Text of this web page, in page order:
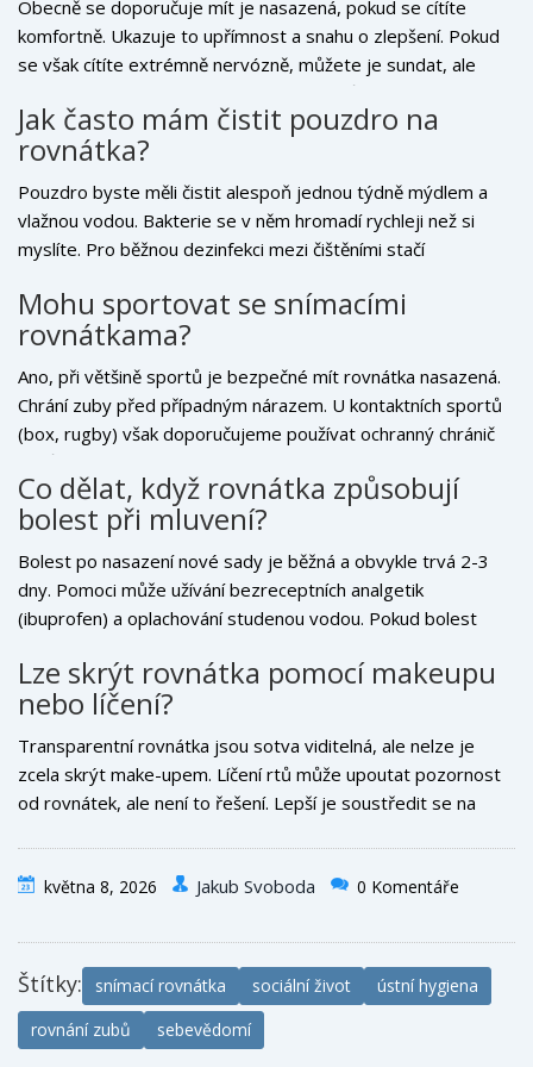
Obecně se doporučuje mít je nasazená, pokud se cítíte
komfortně. Ukazuje to upřímnost a snahu o zlepšení. Pokud
se však cítíte extrémně nervózně, můžete je sundat, ale
mějte připravené vysvětlení, abyste nepůsobili tajně.
Důležitější je vaše sebevědomí a úsměv očima.
Jak často mám čistit pouzdro na
rovnátka?
Pouzdro byste měli čistit alespoň jednou týdně mýdlem a
vlažnou vodou. Bakterie se v něm hromadí rychleji než si
myslíte. Pro běžnou dezinfekci mezi čištěními stačí
ani alkohol, který by mohl materiál poškodit.
Mohu sportovat se snímacími
rovnátkama?
Ano, při většině sportů je bezpečné mít rovnátka nasazená.
Chrání zuby před případným nárazem. U kontaktních sportů
(box, rugby) však doporučujeme používat ochranný chránič
zubů navlečený přes rovnátka, aby nedošlo k jejich rozbití
nebo poškození zubů.
Co dělat, když rovnátka způsobují
bolest při mluvení?
Bolest po nasazení nové sady je běžná a obvykle trvá 2-3
dny. Pomoci může užívání bezreceptních analgetik
(ibuprofen) a oplachování studenou vodou. Pokud bolest
kontaktujte ortodontistu, protože rovnátka mohou špatně
sedět.
Lze skrýt rovnátka pomocí makeupu
nebo líčení?
Transparentní rovnátka jsou sotva viditelná, ale nelze je
zcela skrýt make-upem. Líčení rtů může upoutat pozornost
od rovnátek, ale není to řešení. Lepší je soustředit se na
května 8, 2026 Jakub Svoboda 0 Komentáře
Štítky: snímací rovnátka sociální život
ústní hygiena
rovnání zubů
sebevědomí